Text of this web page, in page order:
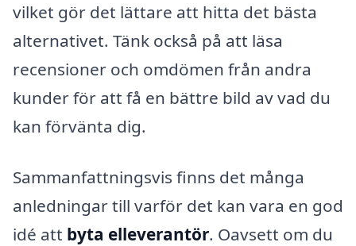
vilket gör det lättare att hitta det bästa
alternativet. Tänk också på att läsa
recensioner och omdömen från andra
kunder för att få en bättre bild av vad du
kan förvänta dig.
Sammanfattningsvis finns det många
anledningar till varför det kan vara en god
idé att byta elleverantör. Oavsett om du